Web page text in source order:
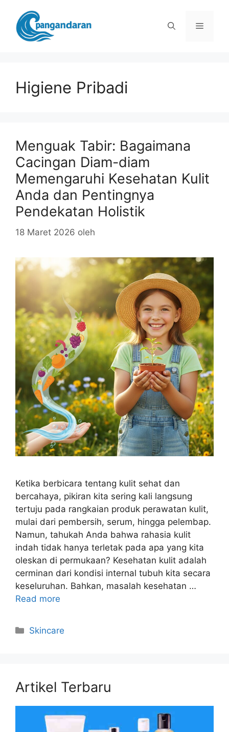
Menu
Higiene Pribadi
Menguak Tabir: Bagaimana
Cacingan Diam-diam
Memengaruhi Kesehatan Kulit
Anda dan Pentingnya
Pendekatan Holistik
18 Maret 2026 oleh
Ketika berbicara tentang kulit sehat dan
bercahaya, pikiran kita sering kali langsung
tertuju pada rangkaian produk perawatan kulit,
mulai dari pembersih, serum, hingga pelembap.
Namun, tahukah Anda bahwa rahasia kulit
indah tidak hanya terletak pada apa yang kita
oleskan di permukaan? Kesehatan kulit adalah
cerminan dari kondisi internal tubuh kita secara
keseluruhan. Bahkan, masalah kesehatan …
Read more
Kategori
Skincare
Artikel Terbaru